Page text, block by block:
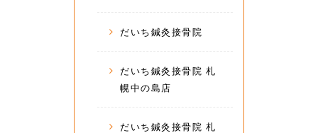
だいち鍼灸接骨院
だいち鍼灸接骨院 札
幌中の島店
だいち鍼灸接骨院 札